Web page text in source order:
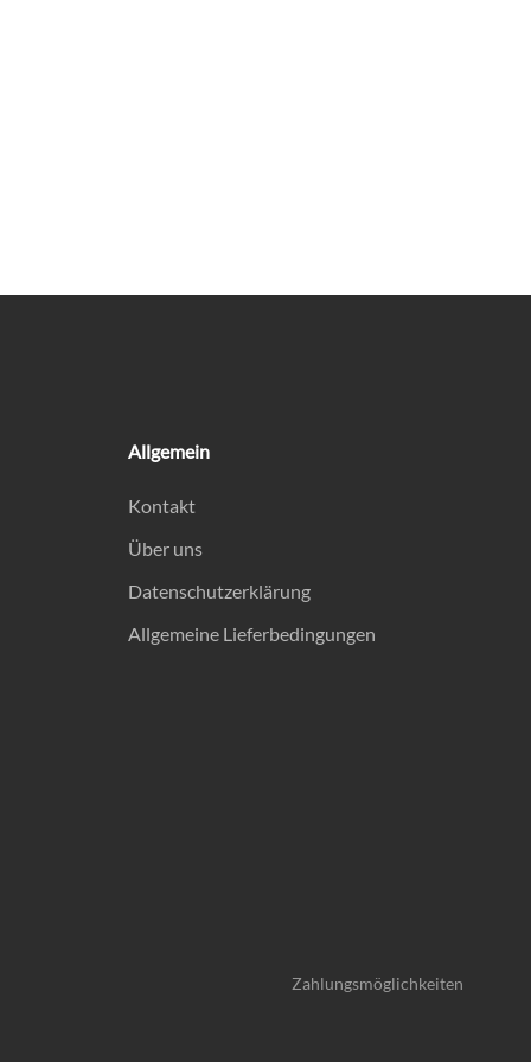
Allgemein
Kontakt
Über uns
Datenschutzerklärung
Allgemeine Lieferbedingungen
Zahlungsmöglichkeiten